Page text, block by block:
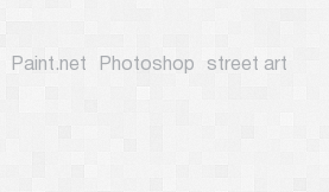
Paint.net Photoshop street art